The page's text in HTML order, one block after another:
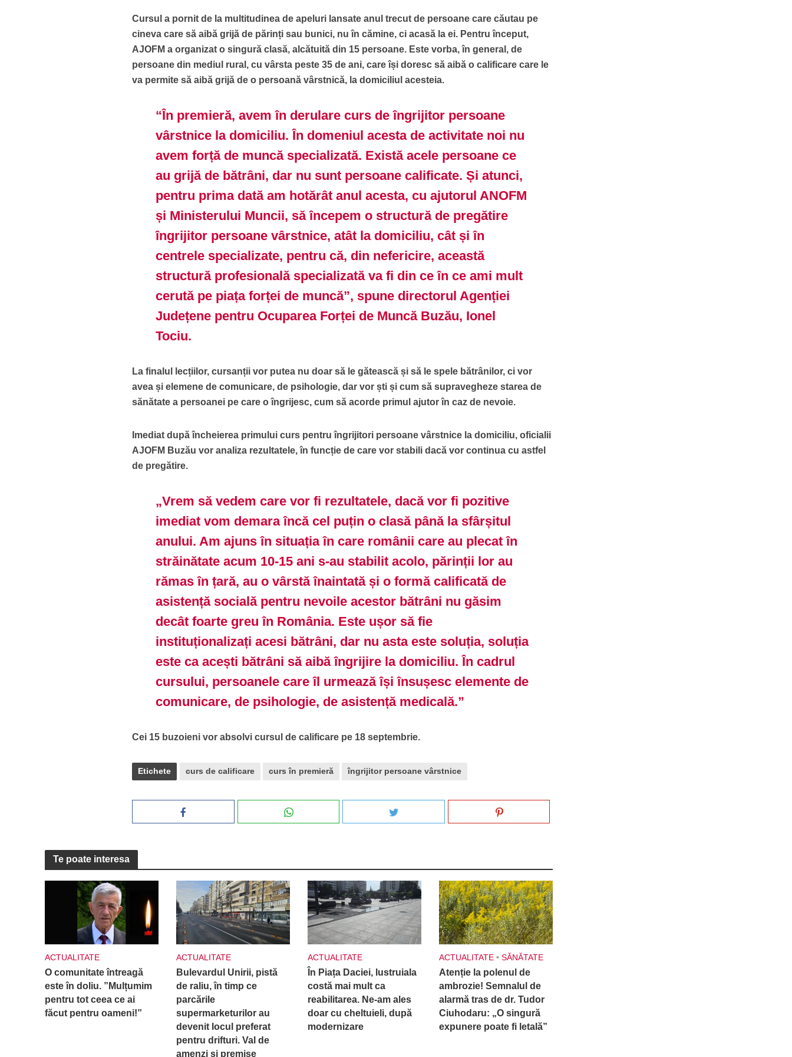
Cursul a pornit de la multitudinea de apeluri lansate anul trecut de persoane care căutau pe
cineva care să aibă grijă de părinți sau bunici, nu în cămine, ci acasă la ei. Pentru început,
AJOFM a organizat o singură clasă, alcătuită din 15 persoane. Este vorba, în general, de
persoane din mediul rural, cu vârsta peste 35 de ani, care își doresc să aibă o calificare care le
va permite să aibă grijă de o persoană vârstnică, la domiciliul acesteia.
“În premieră, avem în derulare curs de îngrijitor persoane
vârstnice la domiciliu. În domeniul acesta de activitate noi nu
avem forță de muncă specializată. Există acele persoane ce
au grijă de bătrâni, dar nu sunt persoane calificate. Și atunci,
pentru prima dată am hotărât anul acesta, cu ajutorul ANOFM
și Ministerului Muncii, să începem o structură de pregătire
îngrijitor persoane vârstnice, atât la domiciliu, cât și în
centrele specializate, pentru că, din nefericire, această
structură profesională specializată va fi din ce în ce ami mult
cerută pe piața forței de muncă”, spune directorul Agenției
Județene pentru Ocuparea Forței de Muncă Buzău, Ionel
Tociu.
La finalul lecțiilor, cursanții vor putea nu doar să le gătească și să le spele bătrânilor, ci vor
avea și elemene de comunicare, de psihologie, dar vor ști și cum să supravegheze starea de
sănătate a persoanei pe care o îngrijesc, cum să acorde primul ajutor în caz de nevoie.
Imediat după încheierea primului curs pentru îngrijitori persoane vârstnice la domiciliu, oficialii
AJOFM Buzău vor analiza rezultatele, în funcție de care vor stabili dacă vor continua cu astfel
de pregătire.
„Vrem să vedem care vor fi rezultatele, dacă vor fi pozitive
imediat vom demara încă cel puțin o clasă până la sfârșitul
anului. Am ajuns în situația în care românii care au plecat în
străinătate acum 10-15 ani s-au stabilit acolo, părinții lor au
rămas în țară, au o vârstă înaintată și o formă calificată de
asistență socială pentru nevoile acestor bătrâni nu găsim
decât foarte greu în România. Este ușor să fie
instituționalizați acesi bătrâni, dar nu asta este soluția, soluția
este ca acești bătrâni să aibă îngrijire la domiciliu. În cadrul
cursului, persoanele care îl urmează își însușesc elemente de
comunicare, de psihologie, de asistență medicală.”
Cei 15 buzoieni vor absolvi cursul de calificare pe 18 septembrie.
Etichete curs de calificare curs în premieră îngrijitor persoane vârstnice
Te poate interesa
ACTUALITATE
O comunitate întreagă
este în doliu. ”Mulțumim
pentru tot ceea ce ai
făcut pentru oameni!”
ACTUALITATE
Bulevardul Unirii, pistă
de raliu, în timp ce
parcările
supermarketurilor au
devenit locul preferat
pentru drifturi. Val de
amenzi și premise
ACTUALITATE
În Piața Daciei, lustruiala
costă mai mult ca
reabilitarea. Ne-am ales
doar cu cheltuieli, după
modernizare
ACTUALITATE • SĂNĂTATE
Atenție la polenul de
ambrozie! Semnalul de
alarmă tras de dr. Tudor
Ciuhodaru: „O singură
expunere poate fi letală”